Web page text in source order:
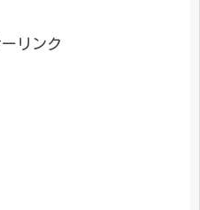
リンク